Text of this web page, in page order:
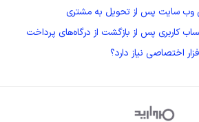
وب سایت پس از تحویل به مشتری
کاربری پس از بازگشت از درگاه‌های پرداخت
اختصاصی نیاز دارد؟